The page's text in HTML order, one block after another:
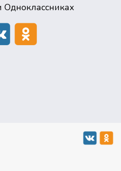
Одноклассниках